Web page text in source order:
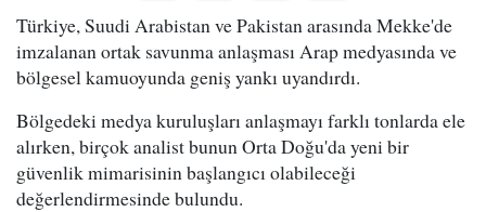
Türkiye, Suudi Arabistan ve Pakistan arasında Mekke'de
imzalanan ortak savunma anlaşması Arap medyasında ve
bölgesel kamuoyunda geniş yankı uyandırdı.
Bölgedeki medya kuruluşları anlaşmayı farklı tonlarda ele
alırken, birçok analist bunun Orta Doğu'da yeni bir
güvenlik mimarisinin başlangıcı olabileceği
değerlendirmesinde bulundu.